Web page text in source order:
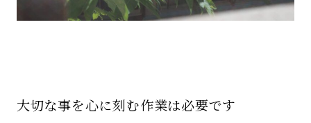
大切な事を心に刻む作業は必要です